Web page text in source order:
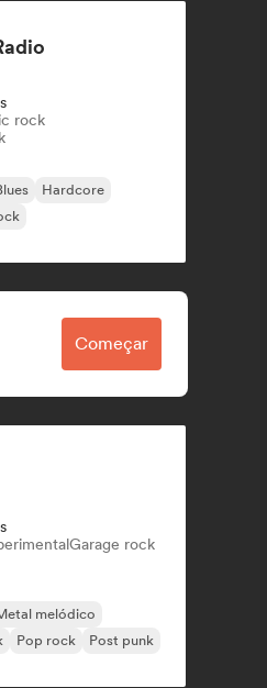
rock
Hardcore
Começar
Garage rock
melódico
Pop rock
Post punk